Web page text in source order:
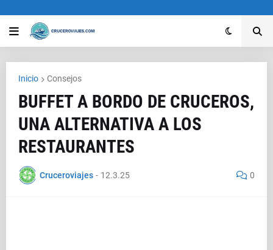
Inicio Consejos
BUFFET A BORDO DE CRUCEROS,
UNA ALTERNATIVA A LOS
RESTAURANTES
Cruceroviajes - 12.3.25 0